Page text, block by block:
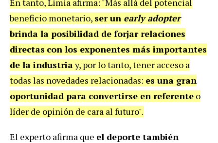
En tanto, Limia afirma: "Más allá del potencial
beneficio monetario, ser un early adopter
brinda la posibilidad de forjar relaciones
directas con los exponentes más importantes
de la industriay, por lo tanto, tener acceso a
todas las novedades relacionadas: es una gran
oportunidad para convertirse en referente o
líder de opinión de cara al futuro".
El experto afirma que el deporte también